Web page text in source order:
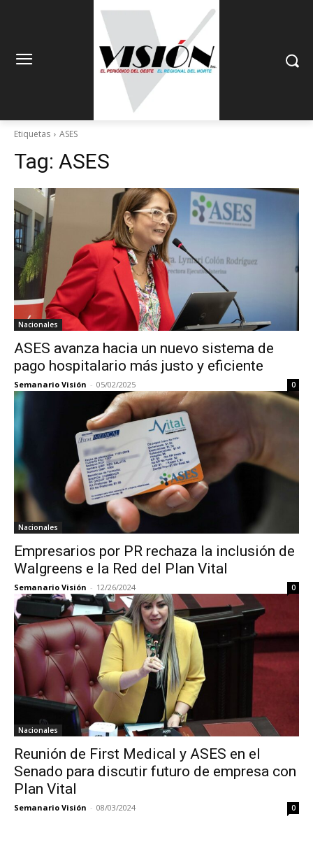
Etiquetas ASES
Tag: ASES
Nacionales
ASES avanza hacia un nuevo sistema de
pago hospitalario más justo y eficiente
Semanario Visión - 05/02/2025 0
Nacionales
Empresarios por PR rechaza la inclusión de
Walgreens e la Red del Plan Vital
Semanario Visión - 12/26/2024 0
Nacionales
Reunión de First Medical y ASES en el
Senado para discutir futuro de empresa con
Plan Vital
Semanario Visión - 08/03/2024 0